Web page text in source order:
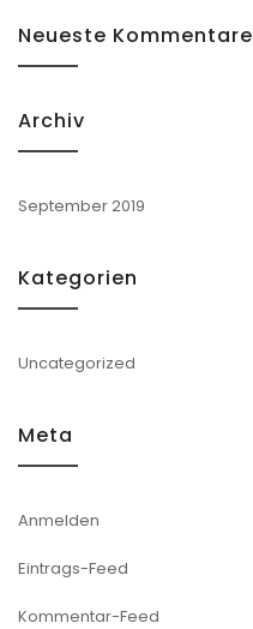
Neueste Kommentare
Archiv
September 2019
Kategorien
Uncategorized
Meta
Anmelden
Eintrags-Feed
Kommentar-Feed